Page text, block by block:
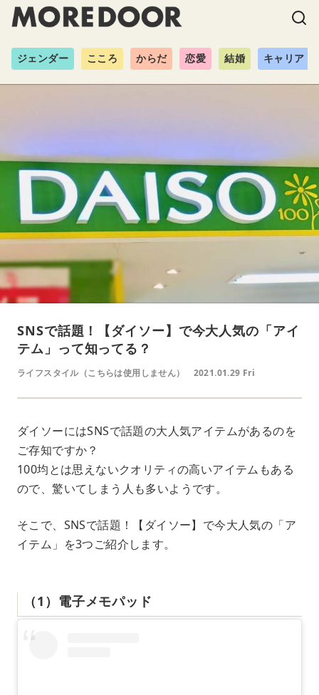
ジェンダー こころ からだ 恋愛 結婚 キャリア
SNSで話題！【ダイソー】で今大人気の「アイ
テム」って知ってる？
ライフスタイル（こちらは使用しません） 2021.01.29 Fri
ダイソーにはSNSで話題の大人気アイテムがあるのを
ご存知ですか？
100均とは思えないクオリティの高いアイテムもある
ので、驚いてしまう人も多いようです。
そこで、SNSで話題！【ダイソー】で今大人気の「ア
イテム」を3つご紹介します。
（1）電子メモパッド